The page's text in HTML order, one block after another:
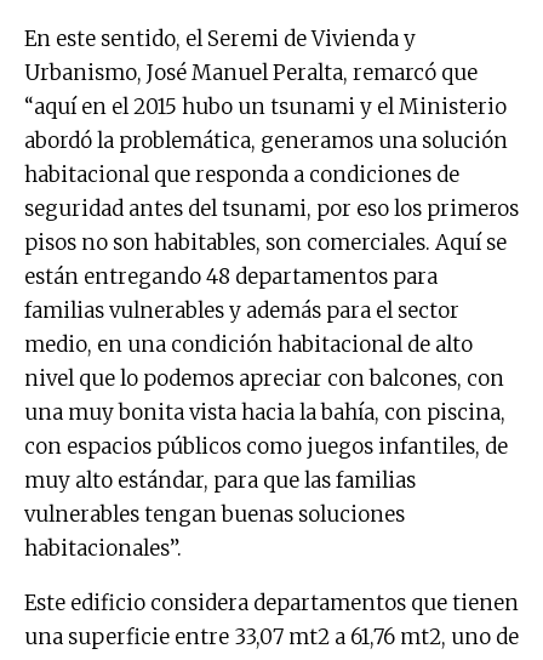
En este sentido, el Seremi de Vivienda y
Urbanismo, José Manuel Peralta, remarcó que
“aquí en el 2015 hubo un tsunami y el Ministerio
abordó la problemática, generamos una solución
habitacional que responda a condiciones de
seguridad antes del tsunami, por eso los primeros
pisos no son habitables, son comerciales. Aquí se
están entregando 48 departamentos para
familias vulnerables y además para el sector
medio, en una condición habitacional de alto
nivel que lo podemos apreciar con balcones, con
una muy bonita vista hacia la bahía, con piscina,
con espacios públicos como juegos infantiles, de
muy alto estándar, para que las familias
vulnerables tengan buenas soluciones
habitacionales”.
Este edificio considera departamentos que tienen
una superficie entre 33,07 mt2 a 61,76 mt2, uno de